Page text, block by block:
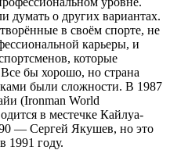
думать о других вариантах.
в своём спорте, не
карьеры, и
которые
бы хорошо, но страна
были сложности. В 1987
(Ironman World
в местечке Кайлуа-
— Сергей Якушев, но это
1991 году.